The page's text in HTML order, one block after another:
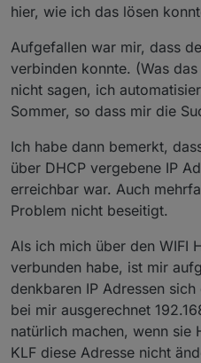
hier, wie ich das lösen
Aufgefallen war mir, dass
verbinden konnte. (Was
nicht sagen, ich
Sommer, so dass mir die
Ich habe dann bemerkt,
über DHCP vergebene IP
erreichbar war. Auch
Problem nicht beseitigt.
Als ich mich über den WIFI
verbunden habe, ist mir
denkbaren IP Adressen
bei mir ausgerechnet
natürlich machen, wenn
KLF diese Adresse nicht